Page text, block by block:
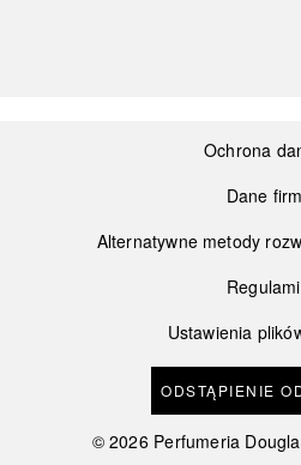
Ochrona
Dane
Alternatywne metody
Ustawienia
ODSTĄPIENIE
©2026 Perfumeria